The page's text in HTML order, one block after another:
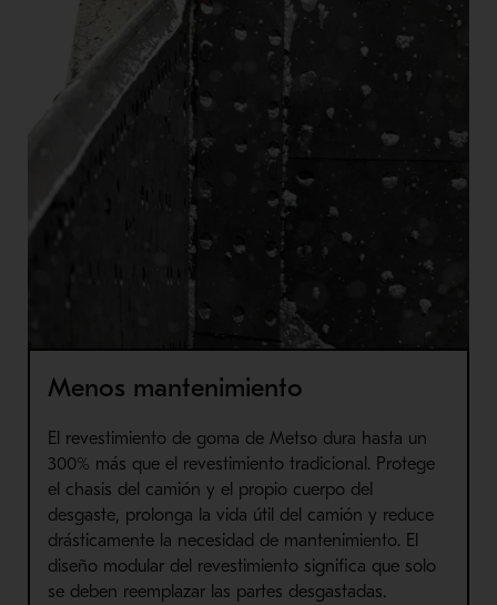
Menos mantenimiento
El revestimiento de goma de Metso dura hasta un
300% más que el revestimiento tradicional. Protege
el chasis del camión y el propio cuerpo del
desgaste, prolonga la vida útil del camión y reduce
drásticamente la necesidad de mantenimiento. El
diseño modular del revestimiento significa que solo
se deben reemplazar las partes desgastadas.